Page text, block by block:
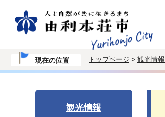
現在の位置 トップページ > 観光情報
観光情報